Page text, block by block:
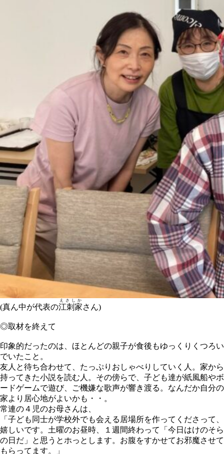
(真ん中が代表の江刺家
えさしか
さん)
◎取材を終えて
印象的だったのは、ほとんどの親子が食後もゆっくりくつろい
でいたこと。
友人と待ち合わせて、たっぷりおしゃべりしていく人。家から
持ってきた小説を読む人。その傍らで、子ども達が紙風船やボ
ードゲームで遊び、ご機嫌な歌声が響き渡る。なんだか自分の
家より居心地がよいかも・・。
常連の４児のお母さんは、
「子ども同士が学校外でも会える居場所を作ってくださって、
嬉しいです。土曜のお昼時、１週間終わって「今日はけのそら
の日だ」と思うとホっとします。お腹をすかせてお邪魔させて
もらってます。」